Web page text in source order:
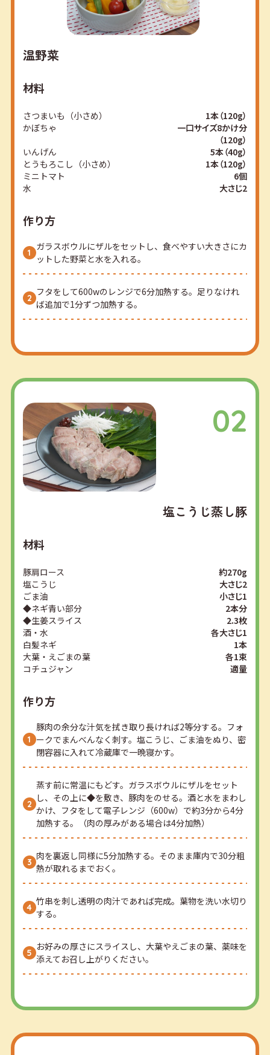
温野菜
材料
さつまいも（小さめ）
1本（120g）
かぼちゃ
一口サイズ8かけ分
（120g）
いんげん
5本（40g）
とうもろこし（小さめ）
1本（120g）
ミニトマト
6個
水
大さじ2
作り方
ガラスボウルにザルをセットし、食べやすい大きさにカ
ットした野菜と水を入れる。
フタをして600wのレンジで6分加熱する。足りなけれ
ば追加で1分ずつ加熱する。
02
塩こうじ蒸し豚
材料
豚肩ロース
約270g
塩こうじ
大さじ2
ごま油
小さじ1
◆ネギ青い部分
2本分
◆生姜スライス
2.3枚
酒・水
各大さじ1
白髪ネギ
1本
大葉・えごまの葉
各1束
コチュジャン
適量
作り方
豚肉の余分な汁気を拭き取り長ければ2等分する。フォ
ークでまんべんなく刺す。塩こうじ、ごま油をぬり、密
閉容器に入れて冷蔵庫で一晩寝かす。
蒸す前に常温にもどす。ガラスボウルにザルをセット
し、その上に◆を敷き、豚肉をのせる。酒と水をまわし
かけ、フタをして電子レンジ（600w）で約3分から4分
加熱する。（肉の厚みがある場合は4分加熱）
肉を裏返し同様に5分加熱する。そのまま庫内で30分粗
熱が取れるまでおく。
竹串を刺し透明の肉汁であれば完成。葉物を洗い水切り
する。
お好みの厚さにスライスし、大葉やえごまの葉、薬味を
添えてお召し上がりください。